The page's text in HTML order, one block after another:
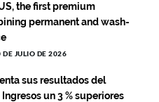
the first premium
permanent and wash-
DE JULIO DE 2026
sus resultados del
un 3 % superiores